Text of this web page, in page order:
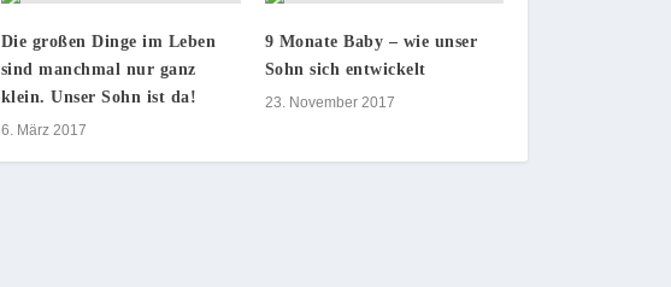
Die großen Dinge im Leben
sind manchmal nur ganz
klein. Unser Sohn ist da!
6. März 2017
9 Monate Baby – wie unser
Sohn sich entwickelt
23. November 2017